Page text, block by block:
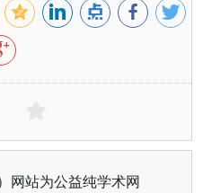
网站为公益纯学术网